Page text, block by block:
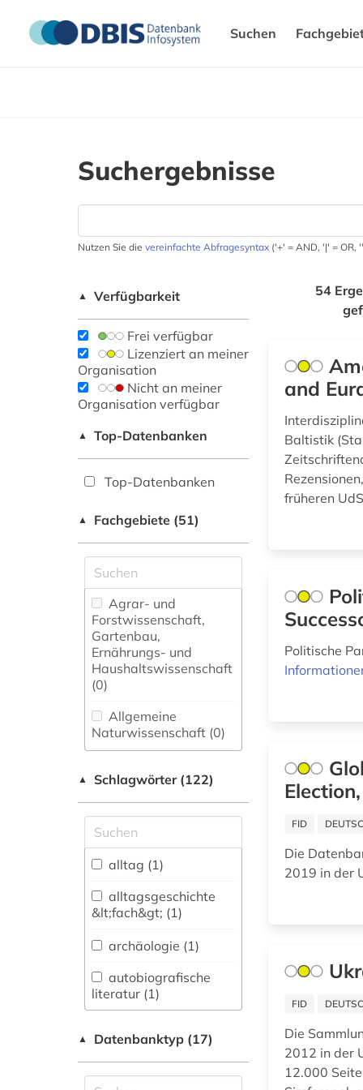
Suchen
Suchergebnisse
Nutzen Sie die vereinfachte Abfragesyntax ('+' = AND, '|' = OR,
▲ Verfügbarkeit
Frei verfügbar
Lizenziert an meiner
Organisation
Nicht an meiner
Organisation verfügbar
▲ Top-Datenbanken
Top-Datenbanken
▲ Fachgebiete (51)
Agrar- und
Forstwissenschaft,
Gartenbau,
Ernährungs- und
Haushaltswissenschaft
(0)
Allgemeine
Naturwissenschaft (0)
fachübergreifende
Allgemeine und
vergleichende Sprach-
und
Literaturwissenschaft.
Indogermanistik.
Außereuropäische
Sprachen und
Literaturen (2)
Anglistik.
Amerikanistik (0)
▲ Schlagwörter (122)
alltag (1)
alltagsgeschichte
&lt;fach&gt; (1)
archäologie (1)
autobiografische
literatur (1)
staatsbibliothek (2)
belarus (3)
▲ Datenbanktyp (17)
54
and
Baltistik
früheren
Politische
FID
Die
2019 in der
FID
Die
2012 in der
12.000